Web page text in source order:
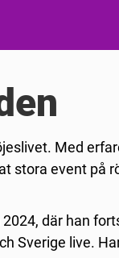
Med
stora event
där han
Sverige live.